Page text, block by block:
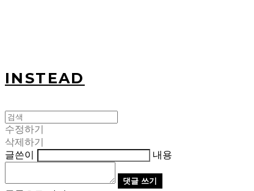
INSTEAD
수정하기
삭제하기
글쓴이
내용
댓글 쓰기